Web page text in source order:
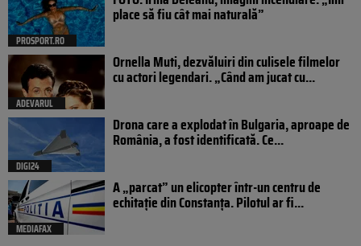
PROSPORT.RO
place să fiu cât mai naturală”
ADEVARUL
Ornella Muti, dezvăluiri din culisele filmelor
cu actori legendari. „Când am jucat cu...
DIGI24
Drona care a explodat în Bulgaria, aproape de
România, a fost identificată. Ce...
MEDIAFAX
A „parcat” un elicopter într-un centru de
echitație din Constanța. Pilotul ar fi...